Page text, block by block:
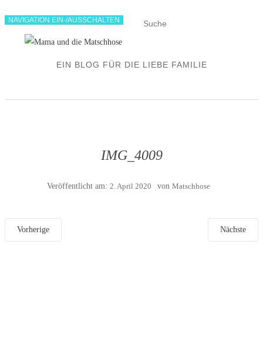
NAVIGATION EIN-/AUSSCHALTEN
EIN BLOG FÜR DIE LIEBE FAMILIE
IMG_4009
Veröffentlicht am: 2. April 2020 von Matschhose
Vorherige Nächste